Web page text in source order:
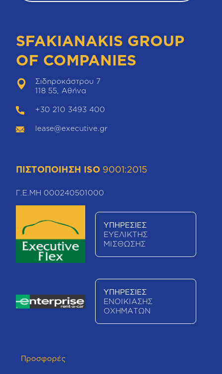
SFAKIANAKIS GROUP
OF COMPANIES
Σιδηροκάστρου 7
118 55, Αθήνα
+30 210 3493 400
lease@executive.gr
ΠΙΣΤΟΠΟΙΗΣΗ ISO 9001:2015
Γ.Ε.ΜΗ 000240501000
ΥΠΗΡΕΣΙΕΣ
ΕΥΕΛΙΚΤΗΣ
ΜΙΣΘΩΣΗΣ
ΥΠΗΡΕΣΙΕΣ
ΕΝΟΙΚΙΑΣΗΣ
ΟΧΗΜΑΤΩΝ
Προσφορές